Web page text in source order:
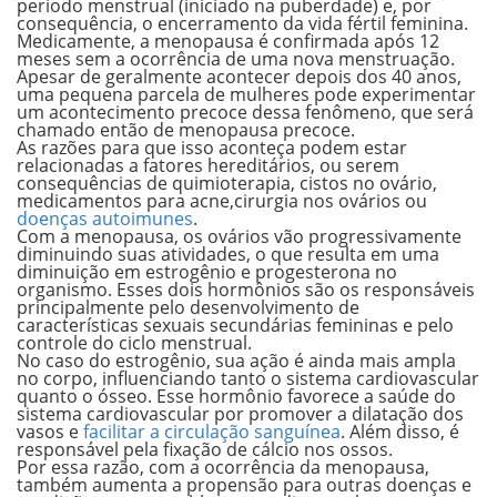
período menstrual (iniciado na puberdade) e, por
consequência, o encerramento da vida fértil feminina.
Medicamente, a menopausa é confirmada após 12
meses sem a ocorrência de uma nova menstruação.
Apesar de geralmente acontecer depois dos 40 anos,
uma pequena parcela de mulheres pode experimentar
um acontecimento precoce dessa fenômeno, que será
chamado então de menopausa precoce.
As razões para que isso aconteça podem estar
relacionadas a fatores hereditários, ou serem
consequências de quimioterapia, cistos no ovário,
medicamentos para acne,cirurgia nos ovários ou
doenças autoimunes.
Com a menopausa, os ovários vão progressivamente
diminuindo suas atividades, o que resulta em uma
diminuição em estrogênio e progesterona no
organismo. Esses dois hormônios são os responsáveis
principalmente pelo desenvolvimento de
características sexuais secundárias femininas e pelo
controle do ciclo menstrual.
No caso do estrogênio, sua ação é ainda mais ampla
no corpo, influenciando tanto o sistema cardiovascular
quanto o ósseo. Esse hormônio favorece a saúde do
sistema cardiovascular por promover a dilatação dos
vasos efacilitar a circulação sanguínea. Além disso, é
responsável pela fixação de cálcio nos ossos.
Por essa razão, com a ocorrência da menopausa,
também aumenta a propensão para outras doenças e